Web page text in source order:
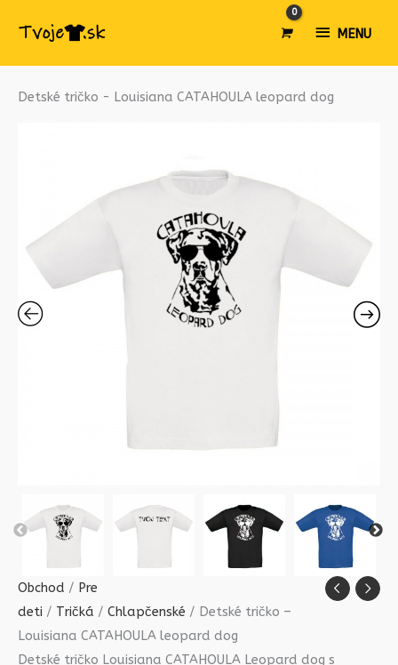
MENU
MENU
Detské tričko - Louisiana CATAHOULA leopard dog
Obchod / Pre
deti / Tričká / Chlapčenské / Detské tričko –
Louisiana CATAHOULA leopard dog
Detské tričko Louisiana CATAHOULA Leopard dog s
množstvo
CATAHOULA
leopard
dog